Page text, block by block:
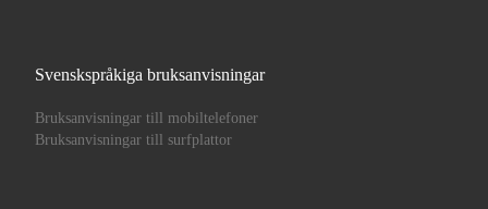
Svenskspråkiga bruksanvisningar
Bruksanvisningar till mobiltelefoner
Bruksanvisningar till surfplattor